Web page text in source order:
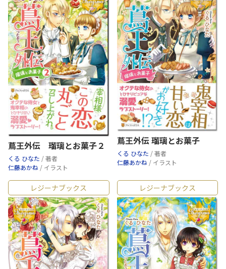
蔦王外伝 瑠璃とお菓子２
くる ひなた / 著者
仁藤あかね / イラスト
蔦王外伝 瑠璃とお菓子
くる ひなた / 著者
仁藤あかね / イラスト
レジーナブックス レジーナブックス